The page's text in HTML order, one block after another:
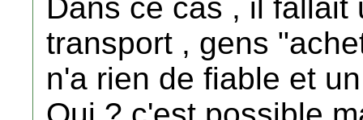
Dans ce cas , il fallait
transport , gens
n'a rien de fiable et